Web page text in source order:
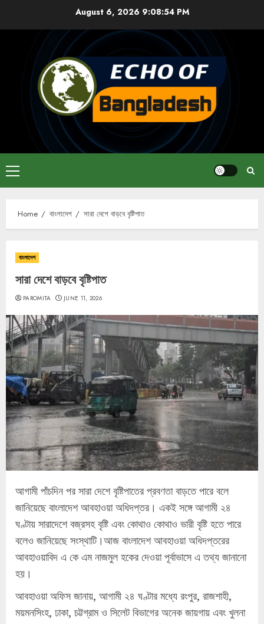
August 6, 2026 9:08:55 PM
Primary
Menu
Home বাংলাদেশ সারা দেশে বাড়বে বৃষ্টিপাত
বাংলাদেশ
সারা দেশে বাড়বে বৃষ্টিপাত
PAROMITA JUNE 11, 2026
আগামী পাঁচদিন পর সারা দেশে বৃষ্টিপাতের প্রবণতা বাড়তে পারে বলে
জানিয়েছে বাংলাদেশ আবহাওয়া অধিদপ্তর। একই সঙ্গে আগামী ২৪
ঘণ্টায় সারাদেশে বজ্রসহ বৃষ্টি এবং কোথাও কোথাও ভারী বৃষ্টি হতে পারে
বলেও জানিয়েছে সংস্থাটি।আজ বাংলাদেশ আবহাওয়া অধিদপ্তরের
আবহাওয়াবিদ এ কে এম নাজমুল হকের দেওয়া পূর্বাভাসে এ তথ্য জানানো
হয়।
আবহাওয়া অফিস জানায়, আগামী ২৪ ঘণ্টার মধ্যে রংপুর, রাজশাহী,
ময়মনসিংহ, ঢাকা, চট্টগ্রাম ও সিলেট বিভাগের অনেক জায়গায় এবং খুলনা